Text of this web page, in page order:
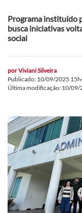
Programa instituído
busca iniciativas
social
porViviani Silveira
Publicado: 10/09/2025
Última modificação: 10/